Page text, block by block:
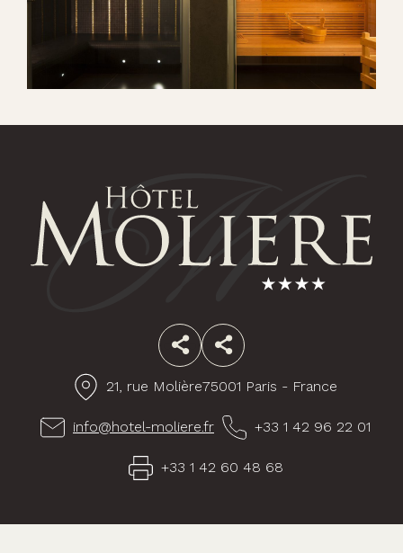
FacebookInstagram
21, rue Molière75001 Paris - France
info@hotel-moliere.fr +33 1 42 96 22 01
+33 1 42 60 48 68